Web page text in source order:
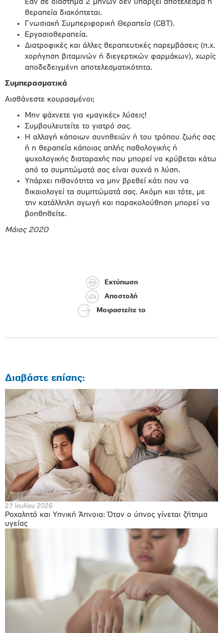
Εάν σε διάστημα 2 μηνών δεν υπάρξει αποτέλεσμα η
θεραπεία διακόπτεται.
Γνωσιακή Συμπεριφορική Θεραπεία (CBT).
Εργασιοθεραπεία.
Διατροφικές και άλλες θεραπευτικές παρεμβάσεις (π.χ.
χορήγηση βιταμινών ή διεγερτικών φαρμάκων), χωρίς
αποδεδειγμένη αποτελεσματικότητα.
Συμπερασματικά
Αισθάνεστε κουρασμένοι;
Μην ψάχνετε για «μαγικές» λύσεις!
Συμβουλευτείτε το γιατρό σας.
Η αλλαγή κάποιων συνηθειών ή του τρόπου ζωής σας
ή η θεραπεία κάποιας απλής παθολογικής ή
ψυχολογικής διαταραχής που μπορεί να κρύβεται κάτω
από τα συμπτώματά σας είναι συχνά η λύση.
Υπάρχει πιθανότητα να μην βρεθεί κάτι που να
δικαιολογεί τα συμπτώματά σας. Ακόμη και τότε, με
την κατάλληλη αγωγή και παρακολούθηση μπορεί να
βοηθηθείτε.
Μάιος 2020
Εκτύπωση
Αποστολή
Μοιραστείτε το
Διαβάστε επίσης:
27 Ιουλίου 2026
Ροχαλητό και Υπνική Άπνοια: Όταν ο ύπνος γίνεται ζήτημα
υγείας